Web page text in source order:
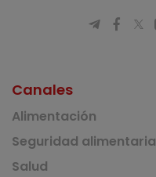
Canales
Alimentación
Seguridad alimentaria
Salud